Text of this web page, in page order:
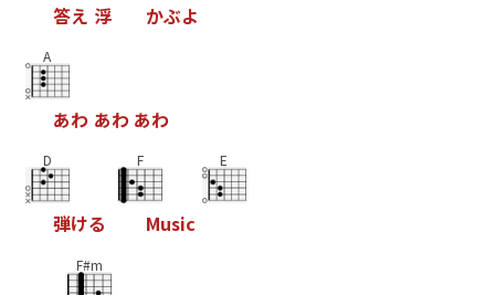
答え 浮 かぶよ
A
あわ あわ あわ
D
弾ける
F
Music
E
F#m